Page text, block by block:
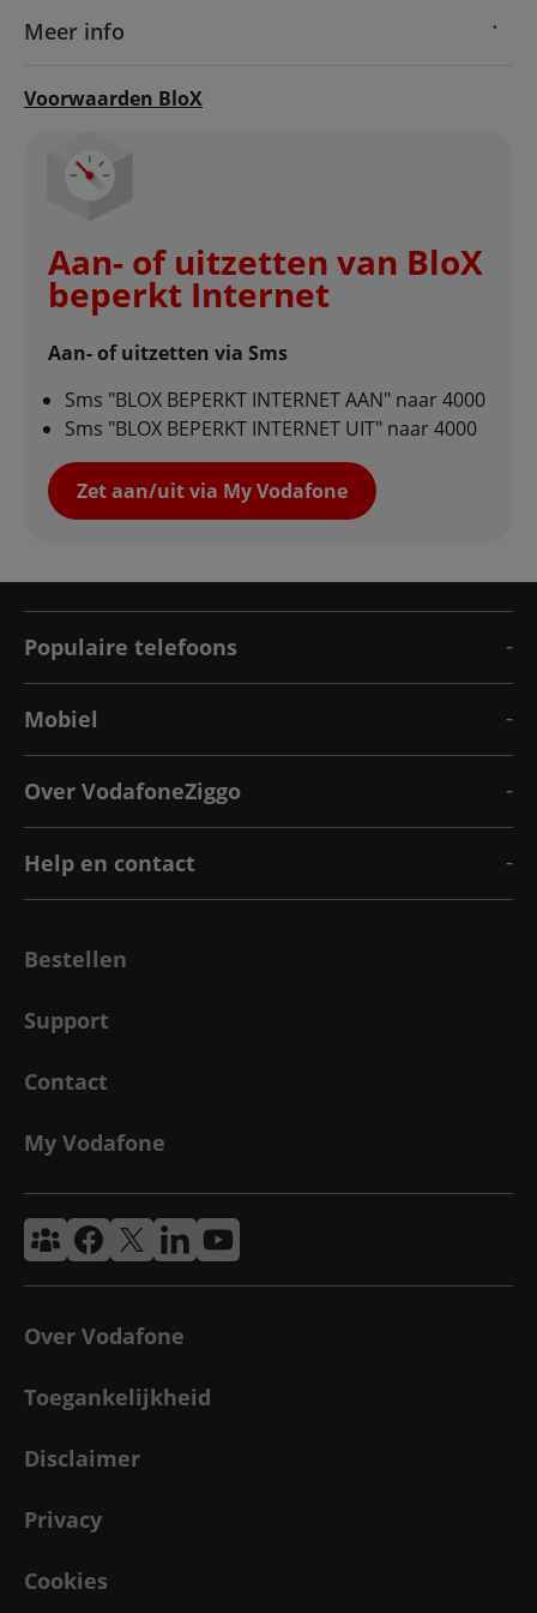
Meer info
Voorwaarden BloX
Aan- of uitzetten van BloX
beperkt Internet
Aan- of uitzetten via Sms
Sms "BLOX BEPERKT INTERNET AAN" naar 4000
Sms "BLOX BEPERKT INTERNET UIT" naar 4000
Zet aan/uit via My Vodafone
Populaire telefoons
Mobiel
Over VodafoneZiggo
Help en contact
Bestellen
Support
Contact
My Vodafone
Vodafone & Ziggo Community
Vodafone Facebook
Vodafone X
VodafoneZiggo LinkedIn
Vodafone YouTube
Over Vodafone
Toegankelijkheid
Disclaimer
Privacy
Cookies